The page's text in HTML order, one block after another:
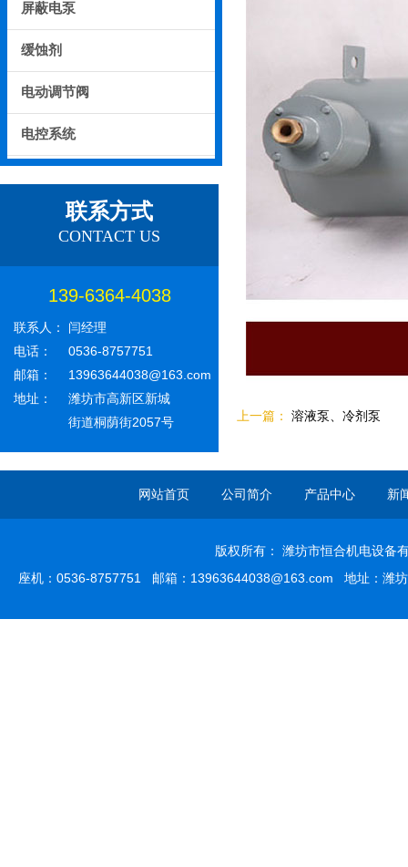
屏蔽电泵
缓蚀剂
电动调节阀
电控系统
联系方式
CONTACT US
139-6364-4038
联系人：
闫经理
电话：
0536-8757751
邮箱：
13963644038@163.com
地址：
潍坊市高新区新城
街道桐荫街2057号
上一篇： 溶液泵、冷剂泵
网站首页 公司简介 产品中心 新
版权所有： 潍坊市恒合机电设
座机：0536-8757751 邮箱：13963644038@163.com 地址：潍